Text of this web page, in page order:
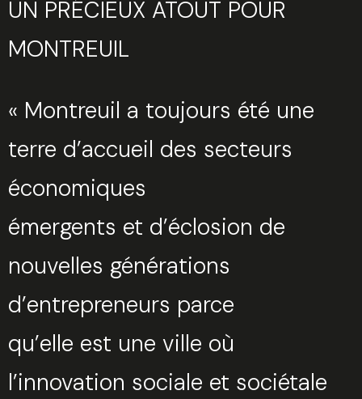
UN PRÉCIEUX ATOUT POUR
MONTREUIL
« Montreuil a toujours été une
terre d’accueil des secteurs
économiques
émergents et d’éclosion de
nouvelles générations
d’entrepreneurs parce
qu’elle est une ville où
l’innovation sociale et sociétale